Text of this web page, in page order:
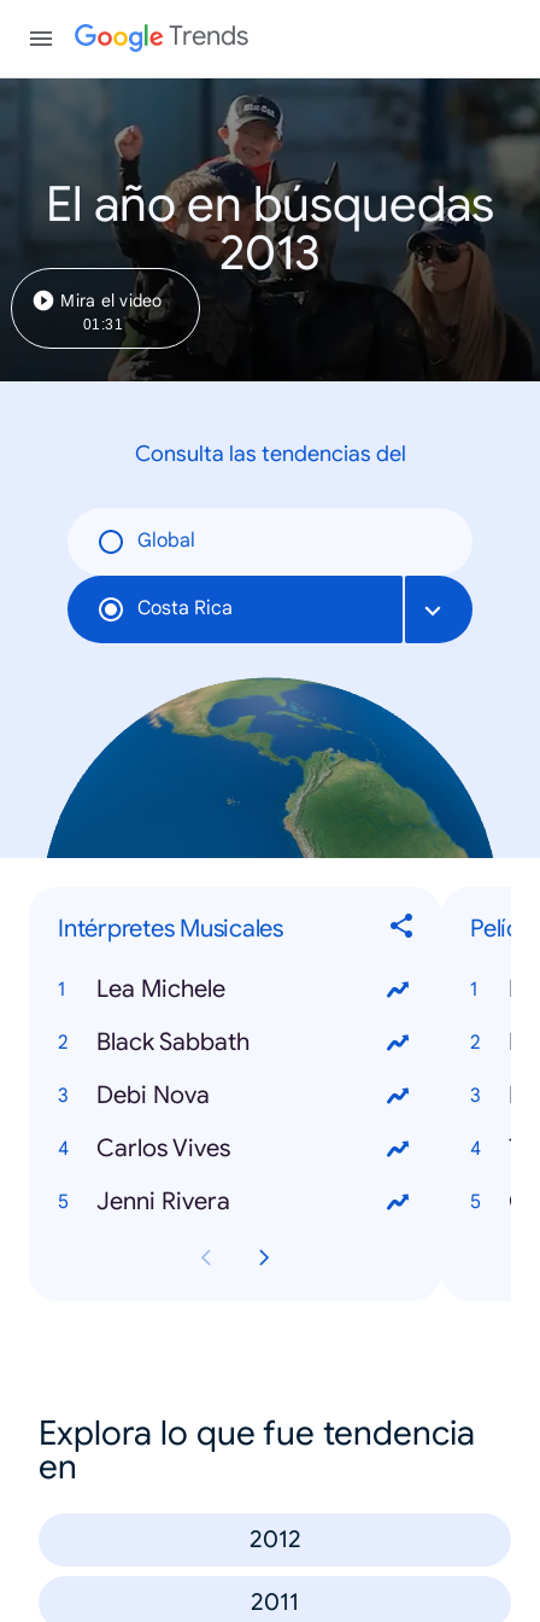
Trends
El año en búsquedas
2013
Mira el video
01:31
Consulta las tendencias del
Global
Costa Rica
Intérpretes Musicales
Lea Michele
Black Sabbath
Debi Nova
Carlos Vives
Jenni Rivera
Explora lo que fue tendencia
en
2012
2011